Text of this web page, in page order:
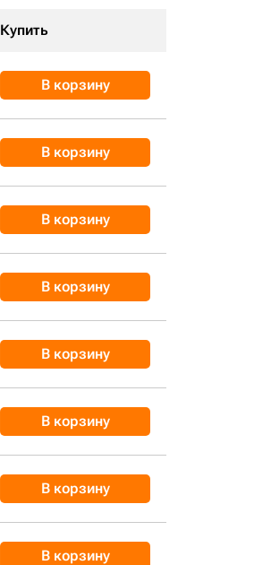
Купить
В корзину
В корзину
В корзину
В корзину
В корзину
В корзину
В корзину
В корзину